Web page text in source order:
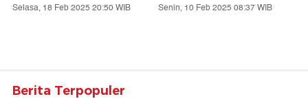
Selasa, 18 Feb 2025 20:50 WIB Senin, 10 Feb 2025 08:37 WIB
Berita Terpopuler